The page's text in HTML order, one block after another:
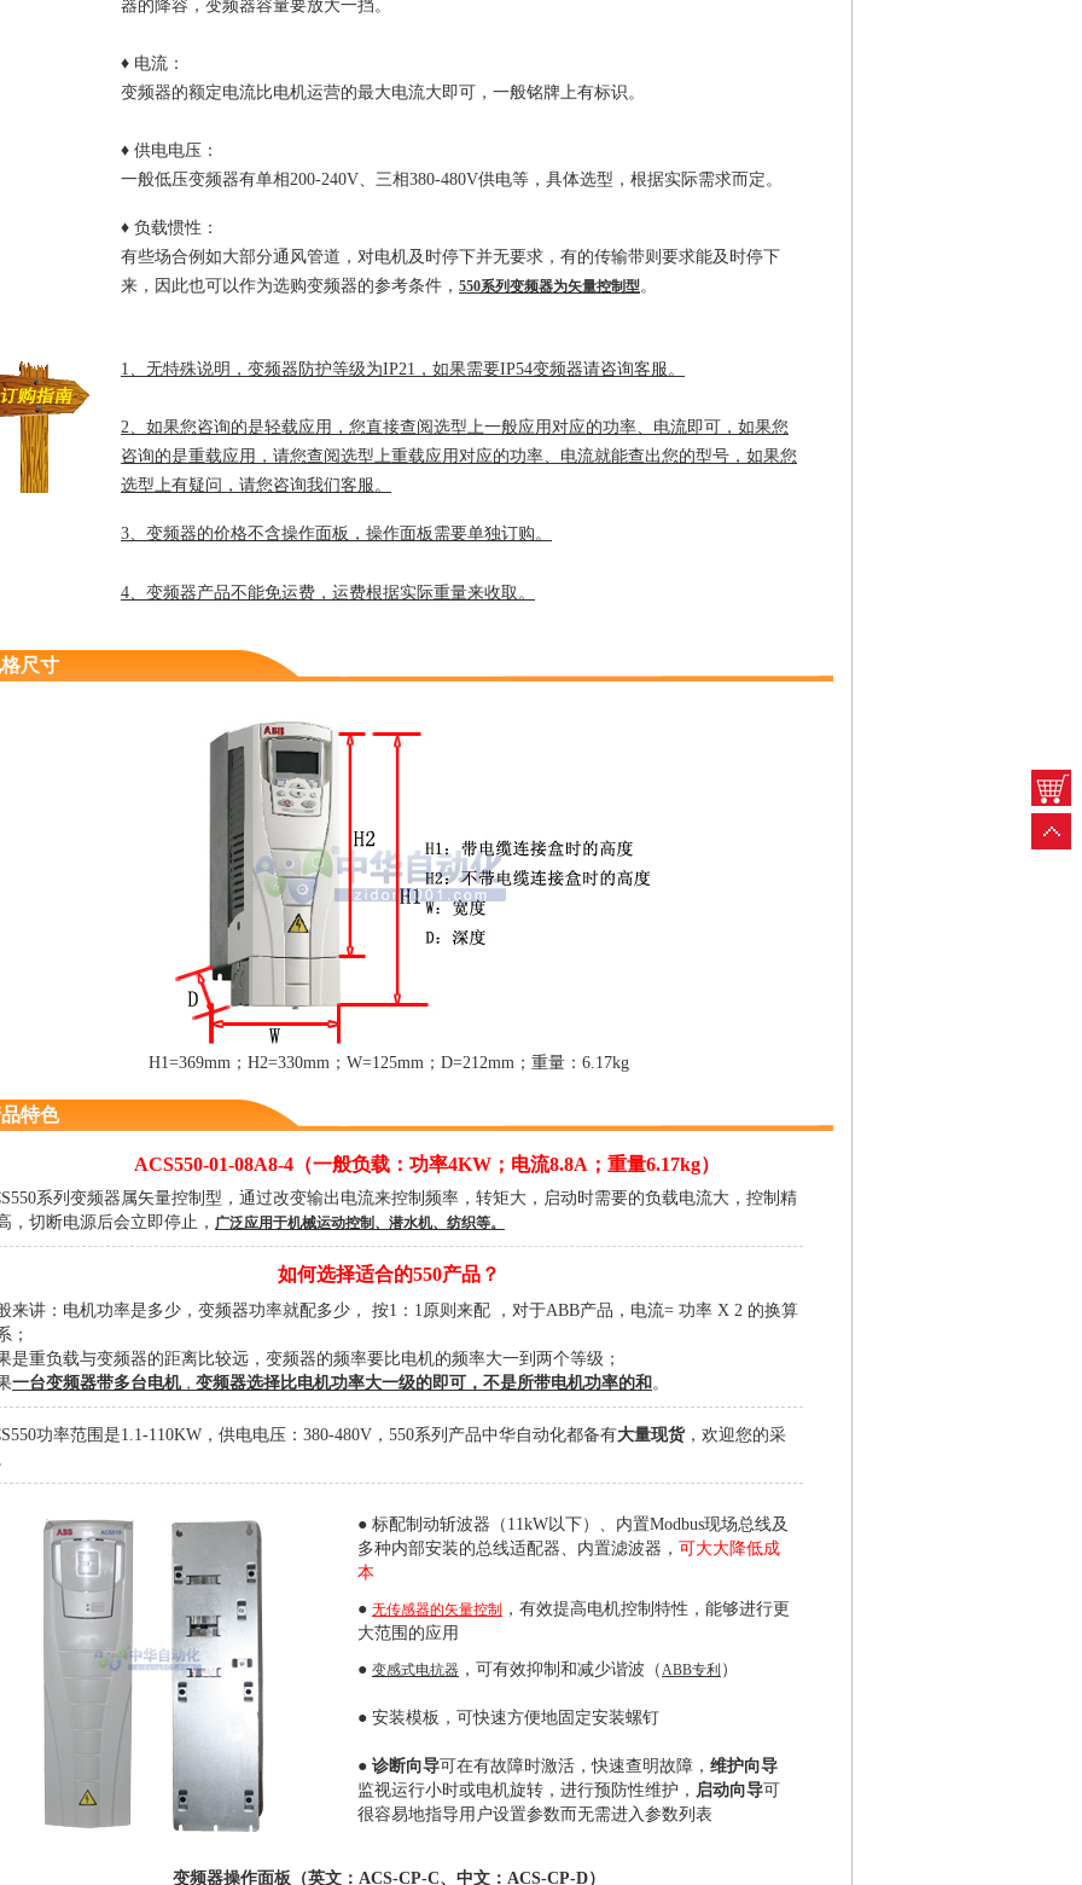
用于机械运动控制、
额定电流：31A
01-038A-4型变频器
，适用于机械运动控
额定容量(一般应用/重载应用)：18.5kw /
15kw
外形尺寸：R3(具体见安装尺寸图)
会员价：
01-015A-4型变频器
适用于机械运动控
机、纺织等，中国生
5.5kw
外形尺寸：R2(具体见安装尺寸图)
市场价：￥3955.2
器的降容，变频器容量要放大一挡。
♦ 电流：
变频器的额定电流比电机运营的最大电流大即可，一般铭牌上有标识。
♦ 供电电压：
一般低压变频器有单相200-240V、三相380-480V供电等，具体选型，根据实际需求而定。
♦ 负载惯性：
有些场合例如大部分通风管道，对电机及时停下并无要求，有的传输带则要求能及时停下
来，因此也可以作为选购变频器的参考条件， 550系列变频器为矢量控制型。
1、无特殊说明，变频器防护等级为IP21，如果需要IP54变频器请咨询客服。
2、如果您咨询的是轻载应用，您直接查阅选型上一般应用对应的功率、电流即可，如果您
咨询的是重载应用，请您查阅选型上重载应用对应的功率、电流就能查出您的型号，如果您
选型上有疑问，请您咨询我们客服。
3、变频器的价格不含操作面板，操作面板需要单独订购。
4、变频器产品不能免运费，运费根据实际重量来收取。
尺寸
H1=369mm；H2=330mm；W=125mm；D=212mm；重量：6.17kg
特色
ACS550-01-08A8-4（一般负载：功率4KW；电流8.8A；重量6.17kg）
系列变频器属矢量控制型，通过改变输出电流来控制频率，转矩大，启动时需要的负载电流大，控制精
，切断电源后会立即停止， 广泛应用于机械运动控制、潜水机、纺织等。
如何选择适合的550产品？
来讲：电机功率是多少，变频器功率就配多少， 按1：1原则来配 ，对于ABB产品，电流= 功率 X 2 的换算
；
是重负载与变频器的距离比较远，变频器的频率要比电机的频率大一到两个等级；
一台变频器带多台电机， 变频器选择比电机功率大一级的即可，不是所带电机功率的和 。
功率范围是1.1-110KW，供电电压：380-480V，550系列产品中华自动化都备有大量现货，欢迎您的采
● 标配制动斩波器（11kW以下）、内置Modbus现场总线及
多种内部安装的总线适配器、内置滤波器， 可大大降低成
本
● 无传感器的矢量控制
，有效提高电机控制特性，能够进行更
大范围的应用
● 变感式电抗器 ，可有效抑制和减少谐波（ABB专利 ）
● 安装模板，可快速方便地固定安装螺钉
● 诊断向导可在有故障时激活，快速查明故障， 维护向导
监视运行小时或电机旋转，进行预防性维护， 启动向导可
很容易地指导用户设置参数而无需进入参数列表
变频器操作面板（英文：ACS-CP-C、中文：ACS-CP-D）